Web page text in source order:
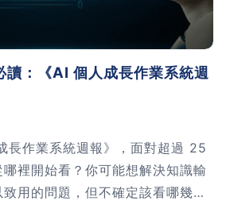
｜時間管理
｜卡片盒筆
讀：《AI 個人成長作業系統週
長作業系統週報》，面對超過 25
裡開始看？你可能想解決知識輸
用的問題，但不確定該看哪幾篇